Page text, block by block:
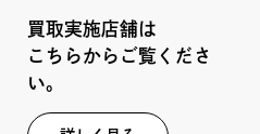
買取実施店舗は
こちらからご覧くださ
い。